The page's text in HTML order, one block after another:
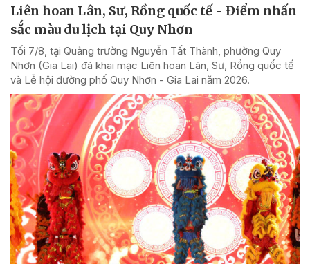
Liên hoan Lân, Sư, Rồng quốc tế - Điểm nhấn
sắc màu du lịch tại Quy Nhơn
Tối 7/8, tại Quảng trường Nguyễn Tất Thành, phường Quy
Nhơn (Gia Lai) đã khai mạc Liên hoan Lân, Sư, Rồng quốc tế
và Lễ hội đường phố Quy Nhơn - Gia Lai năm 2026.